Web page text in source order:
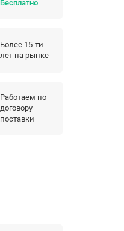
Бесплатно
Более 15-ти
лет на рынке
Работаем по
договору
поставки